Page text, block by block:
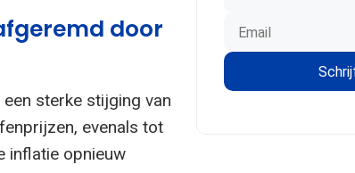
door
sterke stijging van
evenals tot
inflatie opnieuw